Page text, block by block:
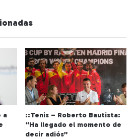
a
::Tenis – Roberto Bautista:
“Ha llegado el momento de
decir adiós”